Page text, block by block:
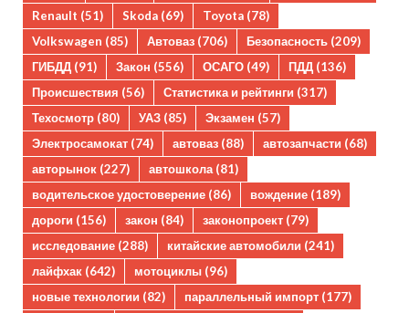
Renault (51) Skoda (69) Toyota (78)
Volkswagen (85) Автоваз (706) Безопасность (209)
ГИБДД (91) Закон (556) ОСАГО (49) ПДД (136)
Происшествия (56) Статистика и рейтинги (317)
Техосмотр (80) УАЗ (85) Экзамен (57)
Электросамокат (74) автоваз (88) автозапчасти (68)
авторынок (227) автошкола (81)
водительское удостоверение (86) вождение (189)
дороги (156) закон (84) законопроект (79)
исследование (288) китайские автомобили (241)
лайфхак (642) мотоциклы (96)
новые технологии (82) параллельный импорт (177)